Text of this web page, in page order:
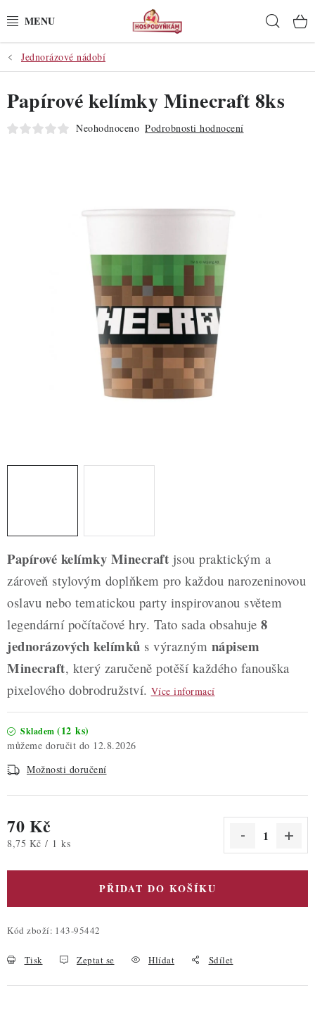
na
POTŘEBY
POMŮCKY
SUROVINY
DÁRKOVÉ POUKAZY
TÉMATICKÉ PRODUKTY
NOVÉ ZBOŽÍ
Nepřevzetí zásilky na dobírku
Hodnocení obchodu
Blog
Moje objednávka
Podmínky ochrany osobních údajů
Jednorázové nádobí
Papírové kelímky Minecraft jsou praktickým a
zároveň stylovým doplňkem pro každou narozeninovou
oslavu nebo tematickou party inspirovanou světem
legendární počítačové hry. Tato sada obsahuje 8
jednorázových kelímků s výrazným nápisem
Minecraft, který zaručeně potěší každého fanouška
pixelového dobrodružství. Více informací
Skladem (12 ks)
12.8.2026
Možnosti doručení
70 Kč
Měrná cena:
8,75 Kč / 1 ks
PŘIDAT DO KOŠÍKU
Kód zboží: 143-95442
Tisk Zeptat se Hlídat Sdílet
Papírové kelímky Minecraft 8ks
Neohodnoceno Podrobnosti hodnocení